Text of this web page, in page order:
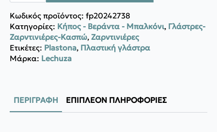
Κωδικός προϊόντος: fp20242738
Κατηγορίες: Κήπος - Βεράντα - Μπαλκόνι, Γλάστρες-
Ζαρντινιέρες-Κασπώ, Ζαρντινιέρες
Ετικέτες: Plastona, Πλαστική γλάστρα
Μάρκα: Lechuza
ΠΕΡΙΓΡΑΦΉ ΕΠΙΠΛΈΟΝ ΠΛΗΡΟΦΟΡΊΕΣ